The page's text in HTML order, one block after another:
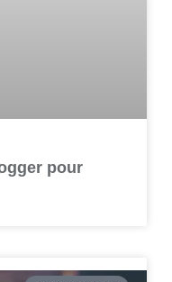
pour